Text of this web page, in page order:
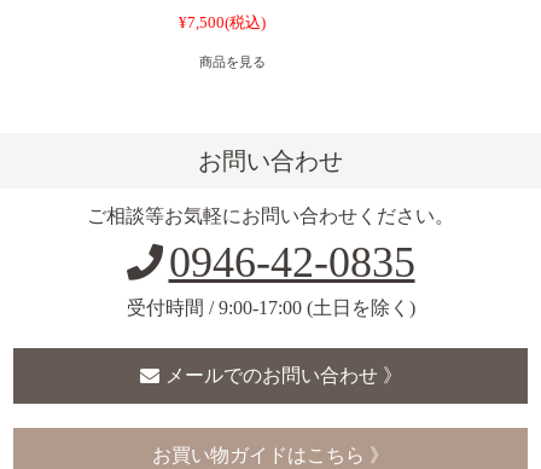
¥7,500(税込)
商品を見る
お問い合わせ
ご相談等お気軽にお問い合わせください。
0946-42-0835
受付時間 / 9:00-17:00 (土日を除く)
メールでのお問い合わせ 》
お買い物ガイドはこちら 》